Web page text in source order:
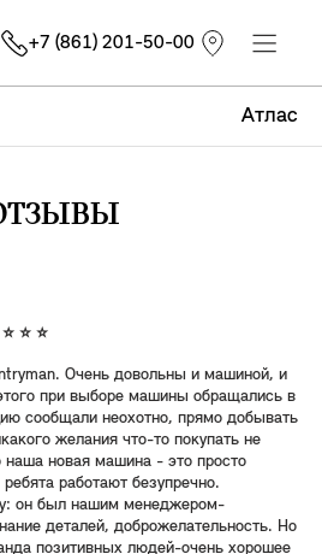
Атлас
+7 (861) 201-50-00
⭐ ⭐
Очень довольны и машиной, и
при выборе машины обращались в
сообщали неохотно, прямо добывать
желания что-то покупать не
наша новая машина - это просто
работают безупречно.
он был нашим менеджером-
деталей, доброжелательность. Но
позитивных людей-очень хорошее